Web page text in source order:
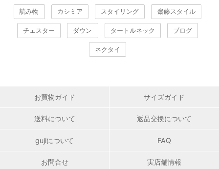
読み物 カシミア スタイリング 齋藤スタイル
チェスター ダウン タートルネック ブログ
ネクタイ
お買物ガイド サイズガイド
送料について 返品交換について
gujiについて FAQ
お問合せ 実店舗情報